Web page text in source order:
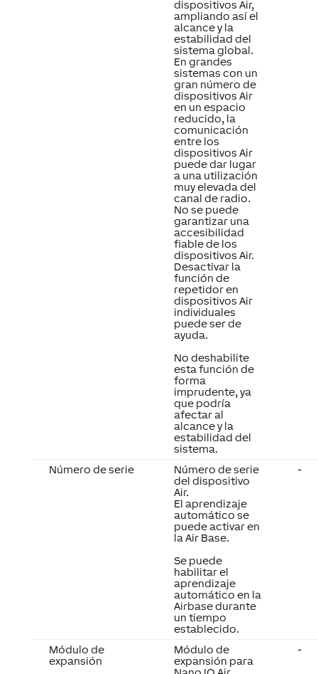
dispositivos Air,
ampliando así el
alcance y la
estabilidad del
sistema global.
En grandes
sistemas con un
gran número de
dispositivos Air
en un espacio
reducido, la
comunicación
entre los
dispositivos Air
puede dar lugar
a una utilización
muy elevada del
canal de radio.
No se puede
garantizar una
accesibilidad
fiable de los
dispositivos Air.
Desactivar la
función de
repetidor en
dispositivos Air
individuales
puede ser de
ayuda.
No deshabilite
esta función de
forma
imprudente, ya
que podría
afectar al
alcance y la
estabilidad del
sistema.
Número de serie
Número de serie
del dispositivo
Air.
El aprendizaje
automático se
puede activar en
la Air Base.
Se puede
habilitar el
aprendizaje
automático en la
Airbase durante
un tiempo
establecido.
-
Módulo de
expansión
Módulo de
expansión para
-